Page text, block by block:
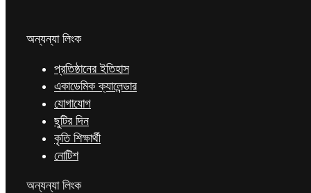
অন্যন্যা লিংক
প্রতিষ্ঠানের ইতিহাস
একাডেমিক ক্যালেন্ডার
যোগাযোগ
ছুটির দিন
কৃতি শিক্ষার্থী
নোটিশ
অন্যন্যা লিংক